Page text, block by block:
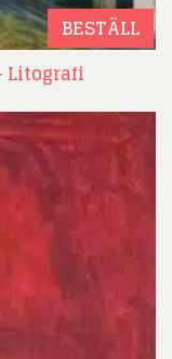
BESTÄLL
Litografi